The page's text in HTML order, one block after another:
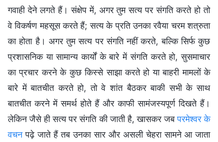
गवाही देने लगते हैं। संक्षेप में, अगर तुम सत्य पर संगति करते हो तो
वे विकर्षण महसूस करते हैं; सत्य के प्रति उनका रवैया चरम शत्रुता
का होता है। अगर तुम सत्य पर संगति नहीं करते, बल्कि सिर्फ कुछ
प्रशासनिक या सामान्य कार्यों के बारे में संगति करते हो, सुसमाचार
का प्रचार करने के कुछ किस्से साझा करते हो या बाहरी मामलों के
बारे में बातचीत करते हो, तो वे शांत बैठकर बाकी सभी के साथ
बातचीत करने में समर्थ होते हैं और काफी सामंजस्यपूर्ण दिखते हैं।
लेकिन जैसे ही सत्य पर संगति की जाती है, खासकर जबपरमेश्वर के
वचनपढ़े जाते हैं तब उनका सार और असली चेहरा सामने आ जाता